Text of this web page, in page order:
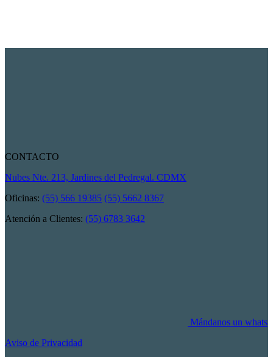
CONTACTO
Nubes Nte. 213, Jardines del Pedregal. CDMX
Oficinas: (55) 566 19385 (55) 5662 8367
Atención a Clientes: (55) 6783 3642
Mándanos un whats
Aviso de Privacidad